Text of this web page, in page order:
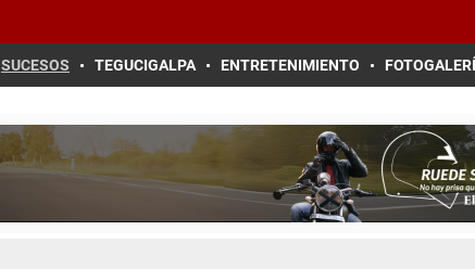
SUCESOS TEGUCIGALPA ENTRETENIMIENTO